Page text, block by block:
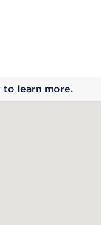
to learn more.